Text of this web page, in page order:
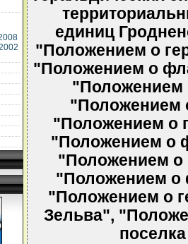
единиц
"Положением о
"Положением о
"Положением
"Положением
"Положением о
"Положением о
"Положением о
"Положением о
"Положением о
Зельва",